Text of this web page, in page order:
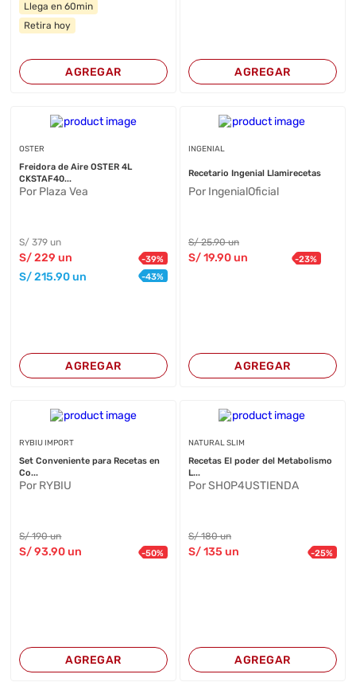
Llega en 60min
Retira hoy
AGREGAR AGREGAR
OSTER
Freidora de Aire OSTER 4L
CKSTAF40...
Por Plaza Vea
S/379 un
S/229 un -39%
S/215.90 un -43%
AGREGAR
INGENIAL
Recetario Ingenial Llamirecetas
Por IngenialOficial
S/25.90 un
S/19.90un -23%
AGREGAR
RYBIU IMPORT
Set Conveniente para Recetas en
Co...
Por RYBIU
S/190 un
S/93.90 un -50%
AGREGAR
NATURAL SLIM
Recetas El poder del Metabolismo
L...
Por SHOP4USTIENDA
S/180 un
S/135 un -25%
AGREGAR